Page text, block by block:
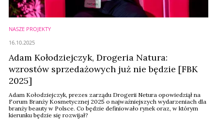
NASZE PROJEKTY
Adam Kołodziejczyk, Drogeria Natura:
wzrostów sprzedażowych już nie będzie [FBK
2025]
Adam Kołodziejczyk, prezes zarządu Drogerii Netura opowiedziął na
Forum Branży Kosmetycznej 2025 o najważniejszych wydarzeniach dla
branży beauty w Polsce. Co będzie definiowało rynek oraz, w którym
kierunku będzie się rozwijał?
16.10.2025